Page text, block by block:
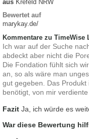
aus Krefeld NRW
Bewertet auf
marykay.de/
Kommentare zu
Ich war auf der Suche
abdeckt aber nicht die
Die Fondation fühlt sich
an, so als wäre man
gut gegeben. Das
benötigt, von mir
Fazit Ja, ich würde es
War diese Bewertung